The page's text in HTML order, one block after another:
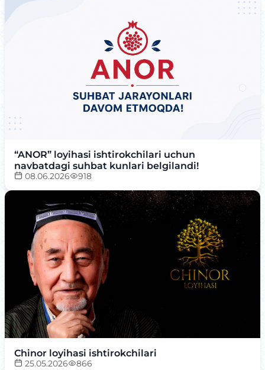
“ANOR” loyihasi ishtirokchilari uchun
navbatdagi suhbat kunlari belgilandi!
08.06.2026 918
Chinor loyihasi ishtirokchilari
25.05.2026 866